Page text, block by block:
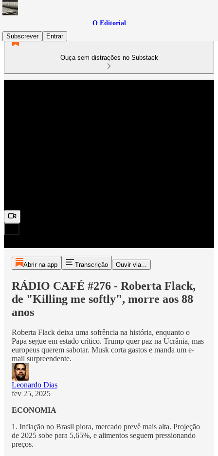
O Editorial
Subscrever
Entrar
Ouça sem distrações no Substack
Abrir na app Transcrição Ouvir via...
RÁDIO CAFÉ #276 - Roberta Flack,
de "Killing me softly", morre aos 88
anos
Roberta Flack deixa uma sofrência na história, enquanto o
Papa segue em estado crítico. Trump quer paz na Ucrânia, mas
europeus querem sabotar. Musk corta gastos e manda um e-
mail surpreendente.
Leonardo Dias
fev 25, 2025
ECONOMIA
1. Inflação no Brasil piora, mercado prevê mais alta. Projeção
de 2025 sobe para 5,65%, e alimentos seguem pressionando
preços.